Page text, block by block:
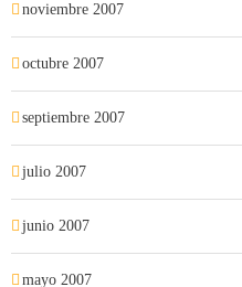
noviembre 2007
octubre 2007
septiembre 2007
julio 2007
junio 2007
mayo 2007